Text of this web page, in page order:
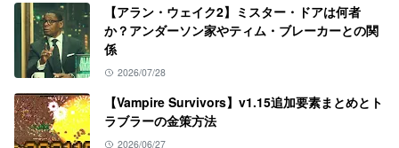
【アラン・ウェイク2】ミスター・ドアは何者
か？アンダーソン家やティム・ブレーカーとの関
係
2026/07/28
【Vampire Survivors】v1.15追加要素まとめとト
ラブラーの金策方法
2026/06/27